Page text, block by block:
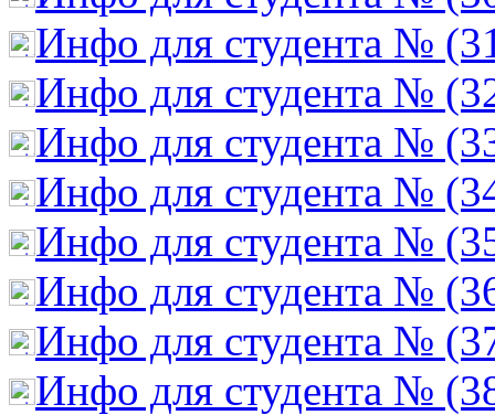
Инфо для студента №
Инфо для студента №
Инфо для студента №
Инфо для студента №
Инфо для студента №
Инфо для студента №
Инфо для студента №
Инфо для студента №